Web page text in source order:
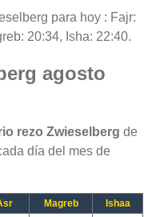
para hoy : Fajr:
20:34, Isha: 22:40.
agosto
rezo Zwieselberg de
día del mes de
Magreb
Ishaa